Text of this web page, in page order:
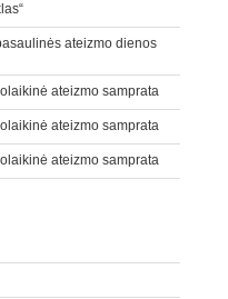
ateizmo dienos
ateizmo samprata
ateizmo samprata
ateizmo samprata